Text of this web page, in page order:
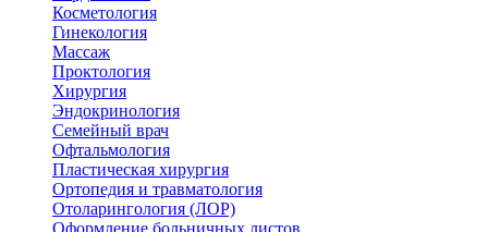
Косметология
Гинекология
Массаж
Проктология
Хирургия
Эндокринология
Семейный врач
Офтальмология
Пластическая хирургия
Ортопедия и травматология
Отоларингология (ЛОР)
Оформление больничных листов